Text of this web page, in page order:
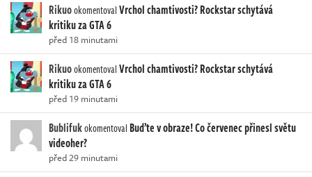
RikuookomentovalVrchol chamtivosti? Rockstar schytává
kritiku za GTA 6
před 18 minutami
RikuookomentovalVrchol chamtivosti? Rockstar schytává
kritiku za GTA 6
před 19 minutami
Bublifukokomentoval Buďte v obraze! Co červenec přinesl světu
videoher?
před 29 minutami